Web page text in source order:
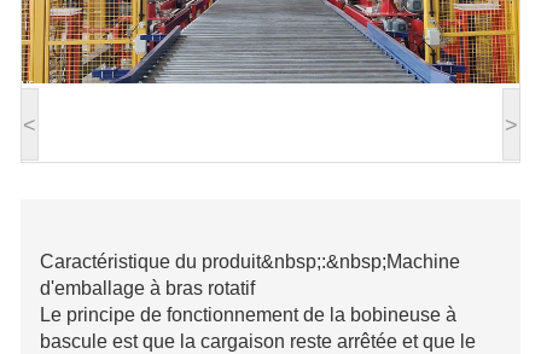
< >
Caractéristique du produit&nbsp;:&nbsp;Machine
d'emballage à bras rotatif
Le principe de fonctionnement de la bobineuse à
bascule est que la cargaison reste arrêtée et que le